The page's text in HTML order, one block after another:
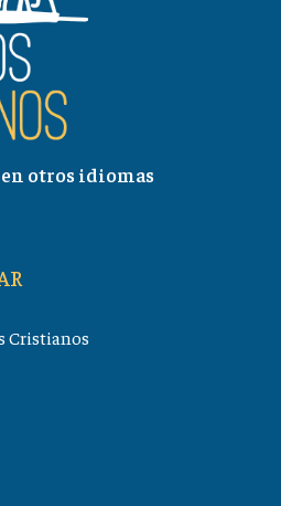
otros idiomas
Cristianos